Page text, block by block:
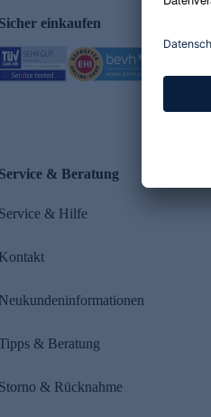
Sicher einkaufen
Service & Beratung
Service & Hilfe
Kontakt
Neukundeninformationen
& Beratung
Storno & Rücknahme